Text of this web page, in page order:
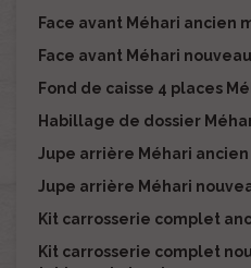
Face avant Méhari ancien
Face avant Méhari
Fond de caisse 4 places
Habillage de dossier
Jupe arrière Méhari
Jupe arrière Méhari
Kit carrosserie complet
Kit carrosserie complet